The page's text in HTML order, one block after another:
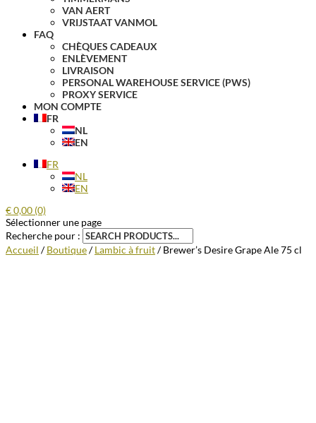
VAN AERT
VRIJSTAAT VANMOL
FAQ
CHÈQUES CADEAUX
ENLÈVEMENT
LIVRAISON
PERSONAL WAREHOUSE SERVICE (PWS)
PROXY SERVICE
MON COMPTE
FR
NL
EN
FR
NL
EN
€0,00 (0)
Sélectionner une page
Recherche pour :
Accueil /Boutique/Lambic à fruit/ Brewer’s Desire Grape Ale 75 cl